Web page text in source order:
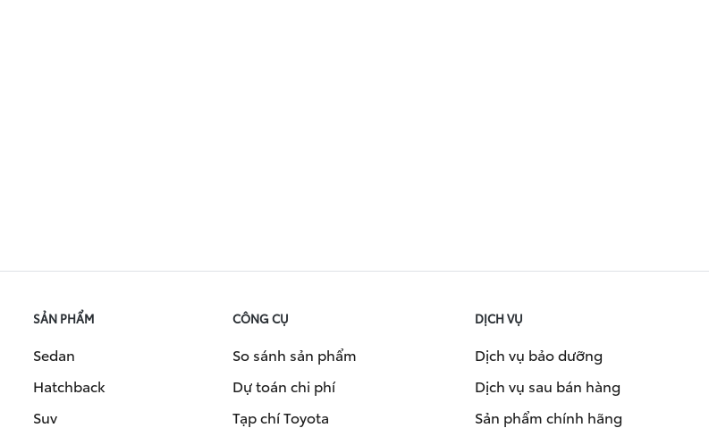
SẢN PHẨM
Sedan
Hatchback
Suv
CÔNG CỤ
So sánh sản phẩm
Dự toán chi phí
Tạp chí Toyota
DỊCH VỤ
Dịch vụ bảo dưỡng
Dịch vụ sau bán hàng
Sản phẩm chính hãng